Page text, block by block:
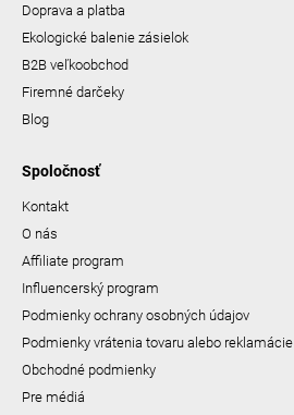
Doprava a platba
Ekologické balenie zásielok
B2B veľkoobchod
Firemné darčeky
Blog
Spoločnosť
Kontakt
O nás
Affiliate program
Influencerský program
Podmienky ochrany osobných údajov
Podmienky vrátenia tovaru alebo reklamácie
Obchodné podmienky
Pre médiá